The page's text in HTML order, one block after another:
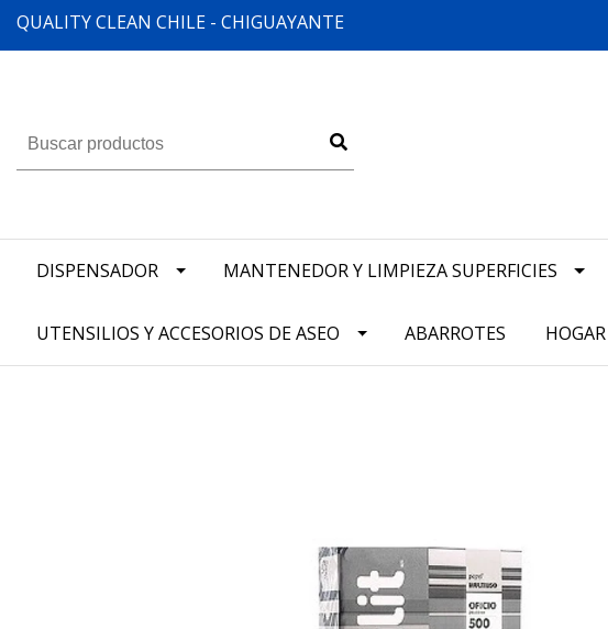
QUALITY CLEAN CHILE - CHIGUAYANTE
DISPENSADOR MANTENEDOR Y LIMPIEZA SUPERFICIES
UTENSILIOS Y ACCESORIOS DE ASEO ABARROTES HOGAR